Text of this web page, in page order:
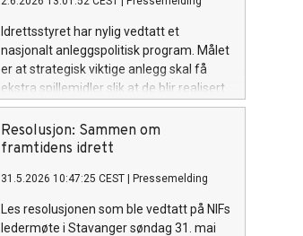
Idrettsstyret har nylig vedtatt et
nasjonalt anleggspolitisk program. Målet
er at strategisk viktige anlegg skal få
ekstra spillemidler slik at de blir realisert.
Resolusjon: Sammen om
framtidens idrett
31.5.2026 10:47:25 CEST Pressemelding
Les resolusjonen som ble vedtatt på NIFs
ledermøte i Stavanger søndag 31. mai